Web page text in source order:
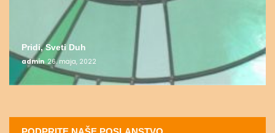
Pridi, Sveti Duh
admin 26. maja, 2022